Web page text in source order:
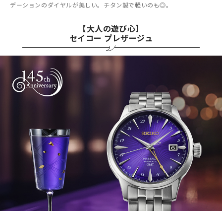
デーションのダイヤルが美しい。チタン製で軽いのも◎。
【大人の遊び心】
セイコー プレザージュ